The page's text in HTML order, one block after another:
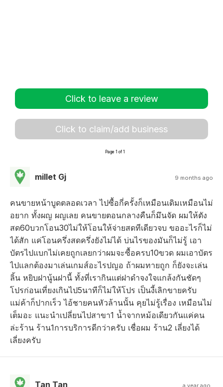
Click to leave a review
Click to claim/add business
Page 1 of 1
millet Gj 9 months ago
คนขายหน้าบูดตลอดเวลา ไปซื้อกี่ครั้งก็เหมือนเดิมเหมือนไม่
อยาก ทั้งผญ ผญเลย คนขายตอนกลางคืนก็มึนจัด ผมให้ตัง
สด60บวกโอน30ไม่ให้โอนให้จ่ายสดทีเดียวจบ ขออะไรก็ไม่
ได้สัก แค่โอนครึ่งสดครึ่งยังไม่ได้ บ่นไรของมันก็ไม่รู้ เอา
บัตรไปแบกไม่เคยถูกเลยกว่าผมจะซื้อครบ10ขวด ผมเอาบัตร
ไปแลกต้องมาเล่นเกมส์อะไรปญอ ถ้าผมทายถูก ก็ยังจะเล่น
ลิ้น หยิบฝานู้นฝานี้ ทั้งที่เรากินแต่ฝาดำจงใจแกล้งกันชัดๆ
โปรก่อนเที่ยงเกินไป5นาทีก็ไม่ให้โปร เป็นงี้เลิกขายครับ
แม่ค้าก็ปากเร็ว ไอ้ชายคนหัวล้านนั้น คุยไม่รู้เรื่อง เหมือนไม่
เต็มอะ แนะนำเปลี่ยนไปสาขา1 น้ำจากหม้อเดียวกันแค่คน
ล่ะร้าน ร้าน1การบริการดีกว่าครับ เชื่อผม ร้าน2 เลี่ยงได้
เลี่ยงครับ
Tan Tan a year ago